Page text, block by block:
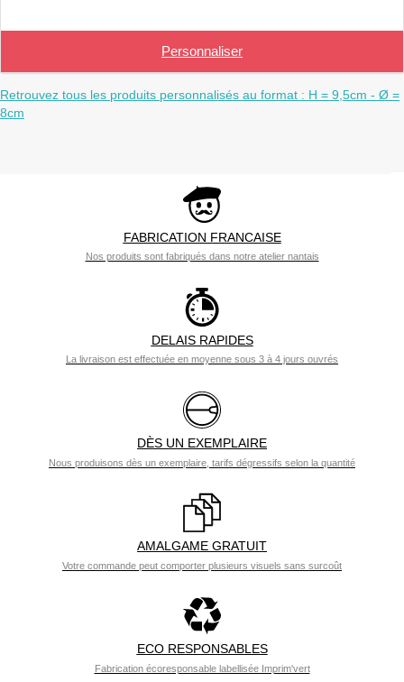
Personnaliser
Retrouvez tous les produits personnalisés au format : H = 9,5cm - Ø =
8cm
FABRICATION FRANCAISE
Nos produits sont fabriqués dans notre atelier nantais
DELAIS RAPIDES
La livraison est effectuée en moyenne sous 3 à 4 jours ouvrés
DÈS UN EXEMPLAIRE
Nous produisons dès un exemplaire, tarifs dégressifs selon la quantité
AMALGAME GRATUIT
Votre commande peut comporter plusieurs visuels sans surcoût
ECO RESPONSABLES
Fabrication écoresponsable labellisée Imprim'vert